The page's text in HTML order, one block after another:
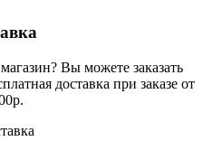
Вы можете заказать
доставка при заказе от